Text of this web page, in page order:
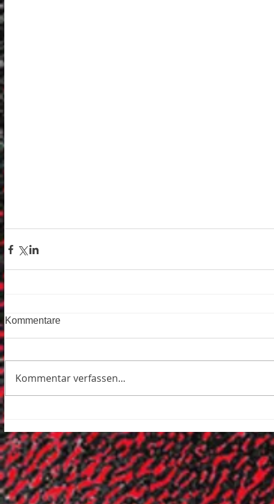
Kommentare
Kommentar verfassen...